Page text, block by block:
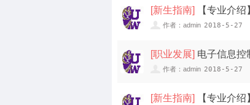
[新生指南] 【专业介
作者：admin 2018-5-27
[职业发展] 电子信息控
作者：admin 2018-5-27
[新生指南] 【专业介